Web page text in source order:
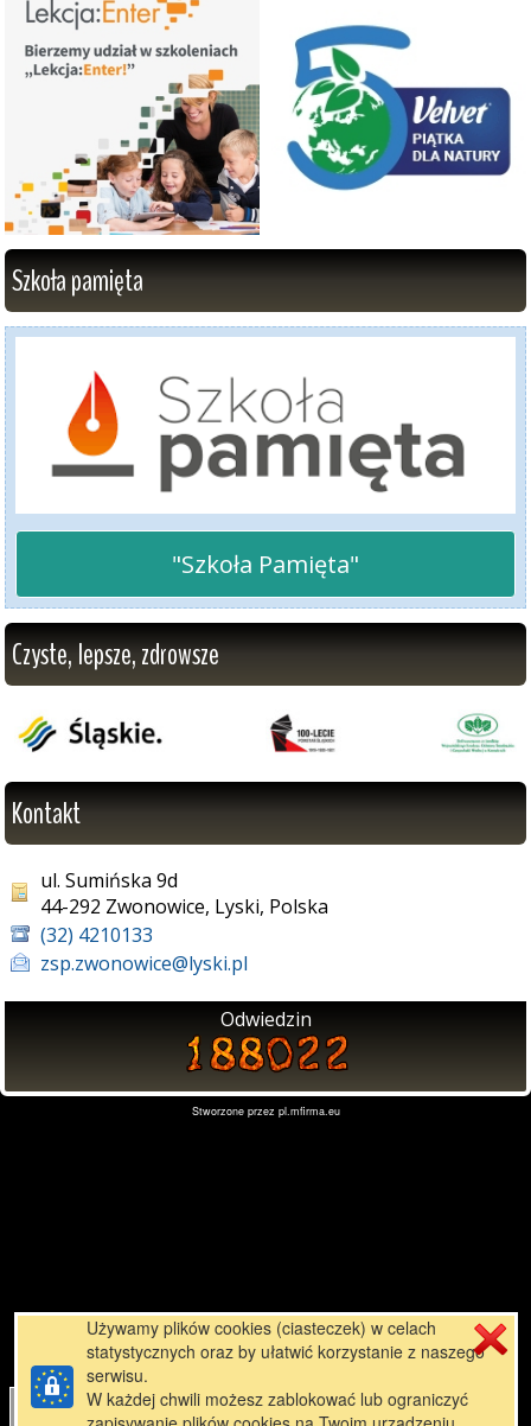
Szkoła pamięta
"Szkoła Pamięta"
Czyste, lepsze, zdrowsze
Kontakt
ul. Sumińska 9d
44-292 Zwonowice, Lyski, Polska
(32) 4210133
zsp.zwonowice@lyski.pl
Odwiedzin
Stworzone przez pl.mfirma.eu
Używamy plików cookies (ciasteczek) w celach
statystycznych oraz by ułatwić korzystanie z naszego
serwisu.
W każdej chwili możesz zablokować lub ograniczyć